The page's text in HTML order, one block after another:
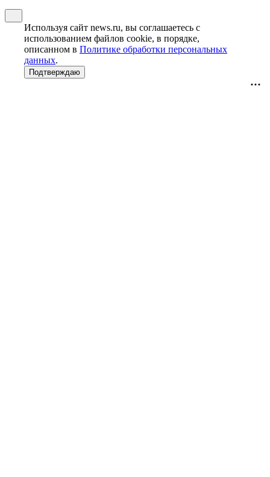
Используя сайт news.ru, вы соглашаетесь с
использованием файлов cookie, в порядке,
описанном в Политике обработки персональных
данных.
Подтверждаю